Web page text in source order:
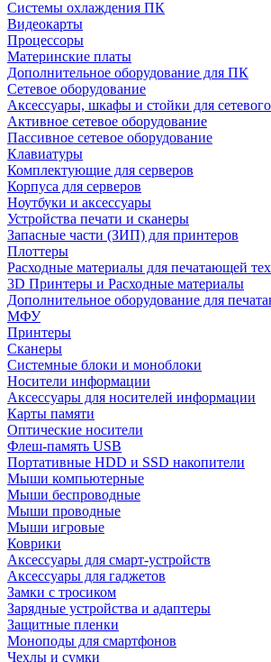
Системы охлаждения ПК
Видеокарты
Процессоры
Материнские платы
Дополнительное оборудование для ПК
Сетевое оборудование
Аксессуары, шкафы и стойки для
Активное сетевое оборудование
Пассивное сетевое оборудование
Клавиатуры
Комплектующие для серверов
Корпуса для серверов
Ноутбуки и аксессуары
Устройства печати и сканеры
Запасные части (ЗИП) для принтеров
Плоттеры
Расходные материалы для печатающей
3D Принтеры и Расходные материалы
Дополнительное оборудование для
МФУ
Принтеры
Сканеры
Системные блоки и моноблоки
Носители информации
Аксессуары для носителей информации
Карты памяти
Оптические носители
Флеш-память USB
Портативные HDD и SSD накопители
Мыши компьютерные
Мыши беспроводные
Мыши проводные
Мыши игровые
Коврики
Аксессуары для смарт-устройств
Аксессуары для гаджетов
Замки с тросиком
Зарядные устройства и адаптеры
Защитные пленки
Моноподы для смартфонов
Чехлы и сумки